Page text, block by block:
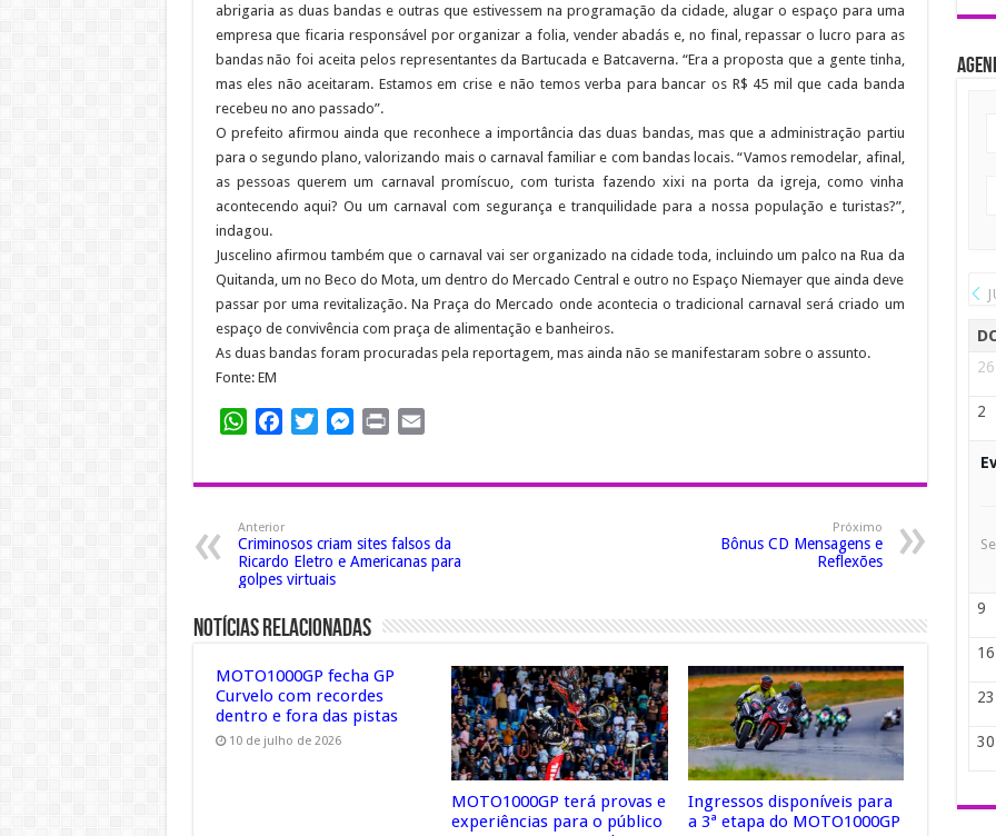
abrigaria as duas bandas e outras que estivessem na programação da cidade, alugar o espaço para uma
empresa que ficaria responsável por organizar a folia, vender abadás e, no final, repassar o lucro para as
bandas não foi aceita pelos representantes da Bartucada e Batcaverna. “Era a proposta que a gente tinha,
mas eles não aceitaram. Estamos em crise e não temos verba para bancar os R$ 45 mil que cada banda
recebeu no ano passado”.
O prefeito afirmou ainda que reconhece a importância das duas bandas, mas que a administração partiu
para o segundo plano, valorizando mais o carnaval familiar e com bandas locais. “Vamos remodelar, afinal,
as pessoas querem um carnaval promíscuo, com turista fazendo xixi na porta da igreja, como vinha
acontecendo aqui? Ou um carnaval com segurança e tranquilidade para a nossa população e turistas?”,
indagou.
Juscelino afirmou também que o carnaval vai ser organizado na cidade toda, incluindo um palco na Rua da
Quitanda, um no Beco do Mota, um dentro do Mercado Central e outro no Espaço Niemayer que ainda deve
passar por uma revitalização. Na Praça do Mercado onde acontecia o tradicional carnaval será criado um
espaço de convivência com praça de alimentação e banheiros.
As duas bandas foram procuradas pela reportagem, mas ainda não se manifestaram sobre o assunto.
Fonte: EM
WhatsAppFacebookTwitterMessenger
Print
Anterior
Criminosos criam sites falsos da
Ricardo Eletro e Americanas para
golpes virtuais
Próximo
Bônus CD Mensagens e
Reflexões
Notícias Relacionadas
MOTO1000GP fecha GP
Curvelo com recordes
dentro e fora das pistas
10 de julho de 2026
MOTO1000GP terá provas e
experiências para o público
Ingressos disponíveis para
a 3ª etapa do MOTO1000GP
26
2
9
16
23
30